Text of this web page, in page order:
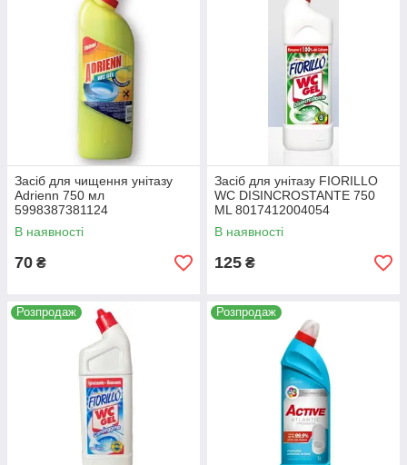
Засіб для чищення унітазу
Adrienn 750 мл
5998387381124
В наявності
70 ₴
Засіб для унітазу FIORILLO
WC DISINCROSTANTE 750
ML 8017412004054
В наявності
125 ₴
Розпродаж Розпродаж